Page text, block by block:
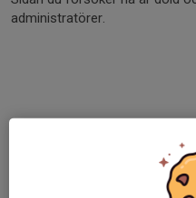
administratörer.